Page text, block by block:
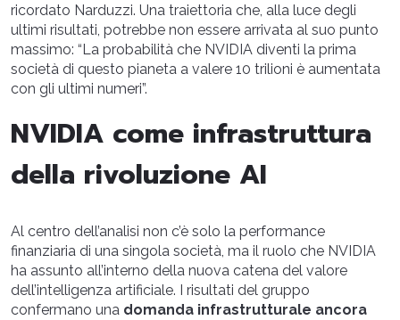
ricordato Narduzzi. Una traiettoria che, alla luce degli
ultimi risultati, potrebbe non essere arrivata al suo punto
massimo: “La probabilità che NVIDIA diventi la prima
società di questo pianeta a valere 10 trilioni è aumentata
con gli ultimi numeri”.
NVIDIA come infrastruttura
della rivoluzione AI
Al centro dell’analisi non c’è solo la performance
finanziaria di una singola società, ma il ruolo che NVIDIA
ha assunto all’interno della nuova catena del valore
dell’intelligenza artificiale. I risultati del gruppo
confermano una domanda infrastrutturale ancora